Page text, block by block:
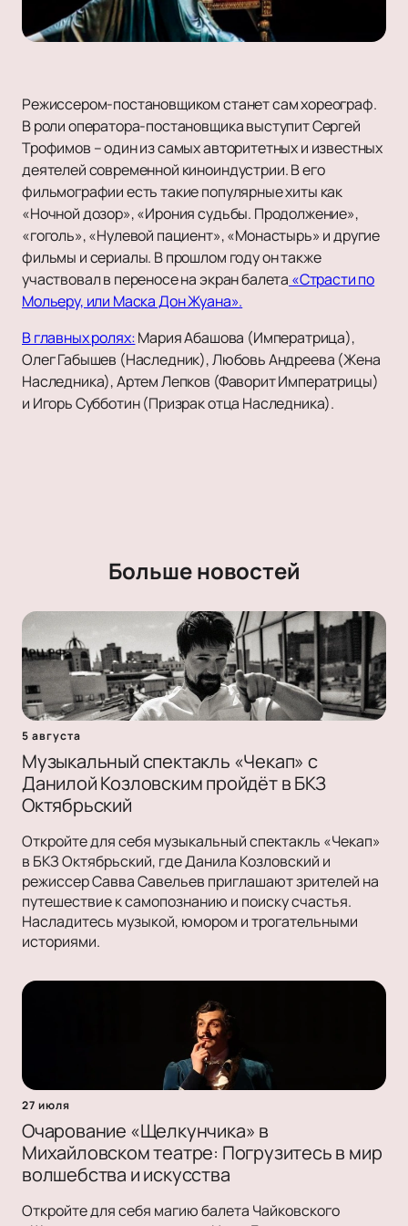
Режиссером-постановщиком станет сам хореограф.
В роли оператора-постановщика выступит Сергей
Трофимов – один из самых авторитетных и известных
деятелей современной киноиндустрии. В его
фильмографии есть такие популярные хиты как
«Ночной дозор», «Ирония судьбы. Продолжение»,
«гоголь», «Нулевой пациент», «Монастырь» и другие
фильмы и сериалы. В прошлом году он также
участвовал в переносе на экран балета «Страсти по
Мольеру, или Маска Дон Жуана».
В главных ролях:Мария Абашова (Императрица),
Олег Габышев (Наследник), Любовь Андреева (Жена
Наследника), Артем Лепков (Фаворит Императрицы)
и Игорь Субботин (Призрак отца Наследника).
Больше новостей
5 августа
Музыкальный спектакль «Чекап» с
Данилой Козловским пройдёт в БКЗ
Октябрьский
Откройте для себя музыкальный спектакль «Чекап»
в БКЗ Октябрьский, где Данила Козловский и
режиссер Савва Савельев приглашают зрителей на
путешествие к самопознанию и поиску счастья.
Насладитесь музыкой, юмором и трогательными
историями.
27 июля
Очарование «Щелкунчика» в
Михайловском театре: Погрузитесь в мир
волшебства и искусства
Откройте для себя магию балета Чайковского